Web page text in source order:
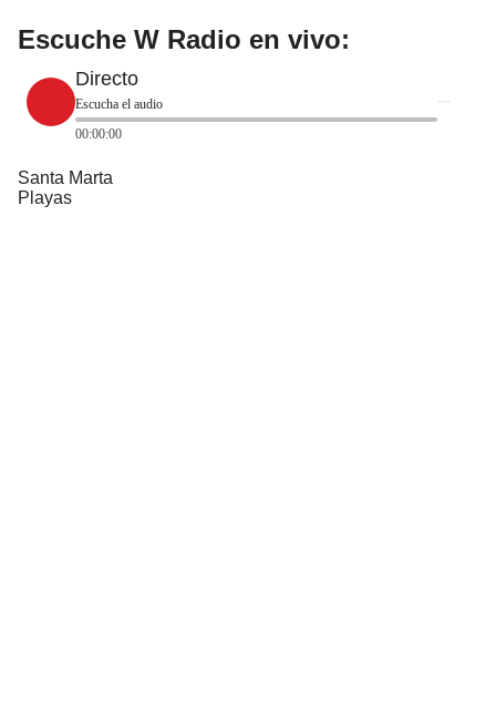
Escuche W Radio en vivo:
Directo
Escucha el audio
00:00:00
Santa Marta
Playas